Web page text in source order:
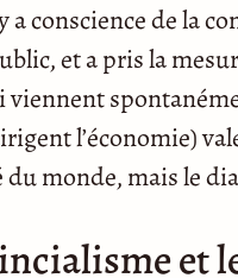
a conscience de la
et a pris la
viennent
l’économie)
monde, mais le
et